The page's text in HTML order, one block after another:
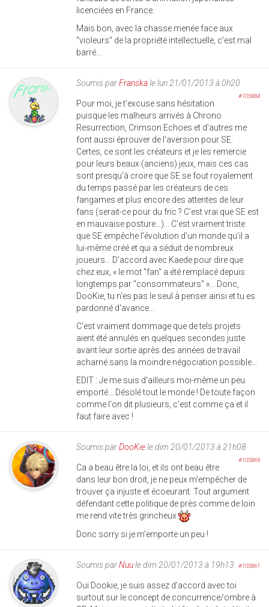
licenciées en France.
Mais bon, avec la chasse menée face aux
"violeurs" de la propriété intellectuelle, c'est mal
barré...
Soumis parFranskale lun 21/01/2013 à 0h20
#105884
Pour moi, je t'excuse sans hésitation
puisque les malheurs arrivés à Chrono
Resurrection, Crimson Echoes et d'autres me
font aussi éprouver de l'aversion pour SE.
Certes, ce sont les créateurs et je les remercie
pour leurs beaux (anciens) jeux, mais ces cas
sont presqu'à croire que SE se fout royalement
du temps passé par les créateurs de ces
fangames et plus encore des attentes de leur
fans (serait-ce pour du fric ? C'est vrai que SE est
en mauvaise posture...)... C'est vraiment triste
que SE empêche l'évolution d'un monde qu'il a
lui-même créé et qui a séduit de nombreux
joueurs... D'accord avec Kaede pour dire que
chez eux, « le mot "fan" a été remplacé depuis
longtemps par "consommateurs" »... Donc,
DooKie, tu n'es pas le seul à penser ainsi et tu es
pardonné d'avance...
C'est vraiment dommage que de tels projets
aient été annulés en quelques secondes juste
avant leur sortie après des années de travail
acharné sans la moindre négociation possible...
EDIT : Je me suis d'ailleurs moi-même un peu
emporté... Désolé tout le monde ! De toute façon
comme l'on dit plusieurs, c'est comme ça et il
faut faire avec !
Soumis parDooKiele dim 20/01/2013 à 21h08
#105869
Ca a beau être la loi, et ils ont beau être
dans leur bon droit, je ne peux m'empêcher de
trouver ça injuste et écoeurant. Tout argument
défendant cette politique de près comme de loin
me rend vite très grincheux
Donc sorry si je m'emporte un peu !
Soumis parNuule dim 20/01/2013 à 19h13 #105861
Oui Dookie, je suis assez d'accord avec toi
surtout sur le concept de concurrence/ombre à